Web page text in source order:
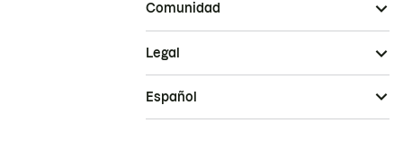
Comunidad
Legal
Español